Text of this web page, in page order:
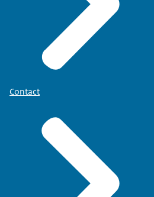
Contact